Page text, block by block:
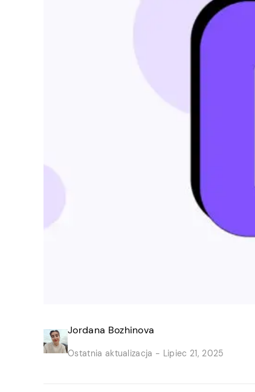
Jordana Bozhinova
Ostatnia aktualizacja - Lipiec 21, 2025